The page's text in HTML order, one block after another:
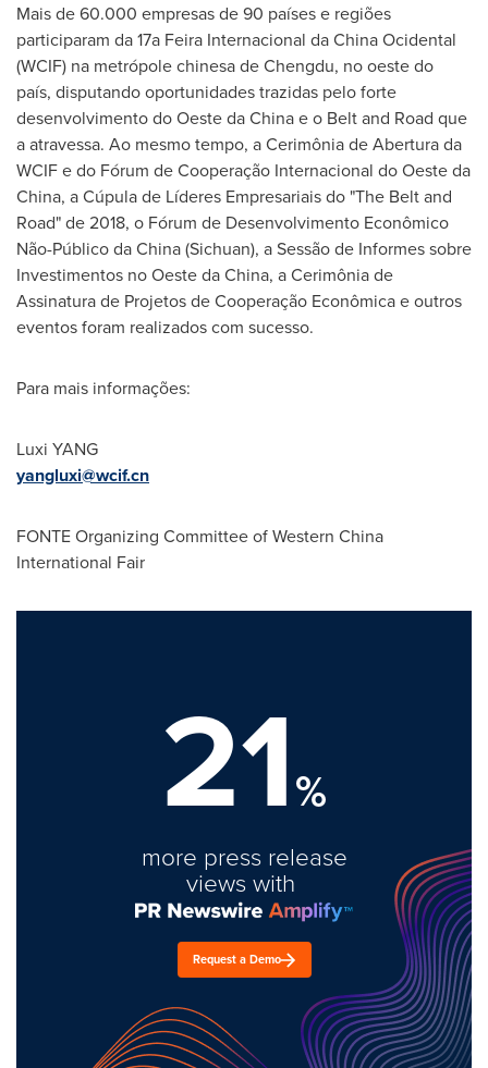
Mais de60.000 empresas de 90 países e regiões
participaram da 17a Feira Internacional da China Ocidental
(WCIF) na metrópole chinesa deChengdu, no oeste do
país, disputando oportunidades trazidas pelo forte
desenvolvimento do Oeste daChinae o Belt and Road que
a atravessa. Ao mesmo tempo, a Cerimônia de Abertura da
WCIF e do Fórum de Cooperação Internacional do Oeste da
China, a Cúpula de Líderes Empresariais do "The Belt and
Road" de 2018, o Fórum de Desenvolvimento Econômico
Não-Público daChina(Sichuan), a Sessão de Informes sobre
Investimentos no Oeste daChina, a Cerimônia de
Assinatura de Projetos de Cooperação Econômica e outros
eventos foram realizados com sucesso.
Para mais informações:
Luxi YANG
yangluxi@wcif.cn
FONTE Organizing Committee of Western China
International Fair
21%
more press release
views with
Request a Demo